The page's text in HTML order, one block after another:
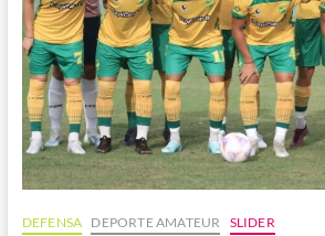
DEFENSA DEPORTE AMATEUR SLIDER